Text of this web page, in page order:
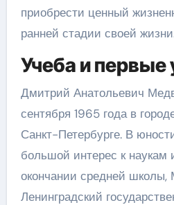
приобрести ценный
ранней стадии своей
Учеба и первые
Дмитрий Анатольевич
сентября 1965 года в
Санкт-Петербурге. В
большой интерес к наукам
окончании средней школы,
Ленинградский